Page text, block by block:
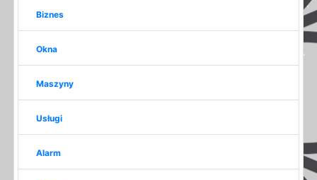
Biznes
Okna
Maszyny
Usługi
Alarm